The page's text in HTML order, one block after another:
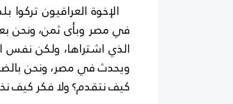
الإخوة العراقيون
في مصر وبأى ثمن، ونحن
الذي اشتراها، ولكن
ويحدث في مصر، ونحن
كيف نتقدم؟ ولا فكر كيف